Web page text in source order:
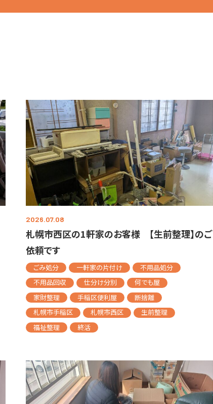
2026.07.08
札幌市西区の1軒家のお客様 【生前整理】のご
依頼です
ごみ処分 一軒家の片付け
不用品処分
不用品回収
仕分け分別
何でも屋
家財整理
手稲区便利屋
断捨離
札幌市手稲区
札幌市西区
生前整理
福祉整理
終活